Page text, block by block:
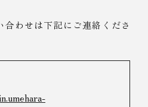
わせは下記にご連絡くださ